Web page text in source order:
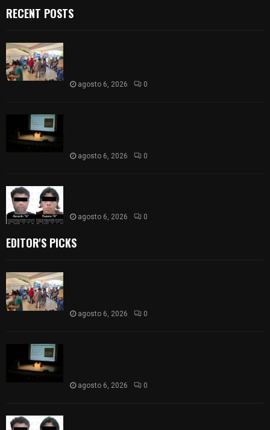
RECENT POSTS
agosto 6, 2026 0
agosto 6, 2026 0
agosto 6, 2026 0
EDITOR'S PICKS
agosto 6, 2026 0
agosto 6, 2026 0